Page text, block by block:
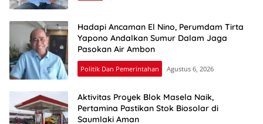
Hadapi Ancaman El Nino, Perumdam Tirta
Yapono Andalkan Sumur Dalam Jaga
Pasokan Air Ambon
Politik Dan Pemerintahan Agustus 6, 2026
Aktivitas Proyek Blok Masela Naik,
Pertamina Pastikan Stok Biosolar di
Saumlaki Aman